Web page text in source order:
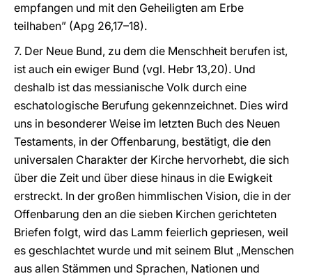
empfangen und mit den Geheiligten am Erbe
teilhaben” (Apg 26,17–18).
7. Der Neue Bund, zu dem die Menschheit berufen ist,
ist auch ein ewiger Bund (vgl. Hebr 13,20). Und
deshalb ist das messianische Volk durch eine
eschatologische Berufung gekennzeichnet. Dies wird
uns in besonderer Weise im letzten Buch des Neuen
Testaments, in der Offenbarung, bestätigt, die den
universalen Charakter der Kirche hervorhebt, die sich
über die Zeit und über diese hinaus in die Ewigkeit
erstreckt. In der großen himmlischen Vision, die in der
Offenbarung den an die sieben Kirchen gerichteten
Briefen folgt, wird das Lamm feierlich gepriesen, weil
es geschlachtet wurde und mit seinem Blut „Menschen
aus allen Stämmen und Sprachen, Nationen und